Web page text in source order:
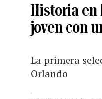
Historia en
joven con
La primera
Orlando